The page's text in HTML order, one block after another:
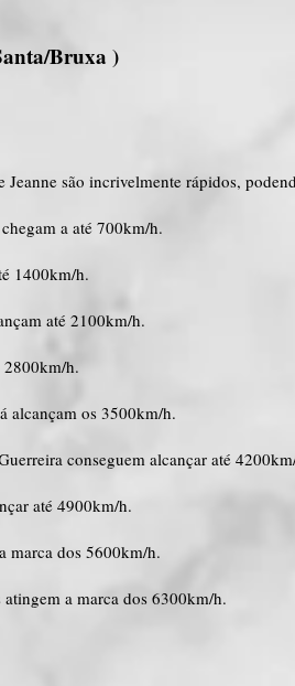
Bruxa )
são incrivelmente rápidos,
a até 700km/h.
1400km/h.
até 2100km/h.
2800km/h.
alcançam os 3500km/h.
conseguem alcançar até
até 4900km/h.
marca dos 5600km/h.
a marca dos 6300km/h.